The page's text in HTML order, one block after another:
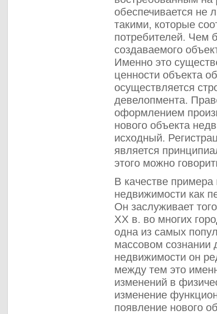
обеспечивается не
такими, которые
потребителей. Чем
создаваемого
Именно это
ценности объекта
осуществляется
девелопмента.
оформлением
нового объекта
исходный.
является
этого можно
В качестве примера
недвижимости как
Он заслуживает
ХХ в. во многих
одна из самых
массовом сознании
недвижимости он
между тем это
изменений в
изменение
появление нового